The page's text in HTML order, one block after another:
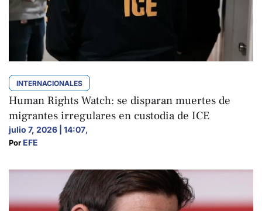
INTERNACIONALES
Human Rights Watch: se disparan muertes de
migrantes irregulares en custodia de ICE
julio 7, 2026 | 14:07,
Por EFE